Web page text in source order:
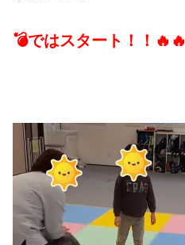
💣ではスタート！！🔥🔥